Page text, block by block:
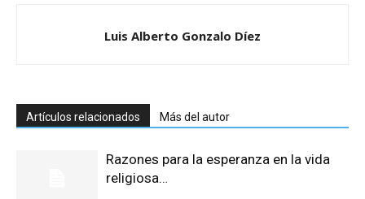
Luis Alberto Gonzalo Díez
Artículos relacionados Más del autor
Razones para la esperanza en la vida
religiosa…